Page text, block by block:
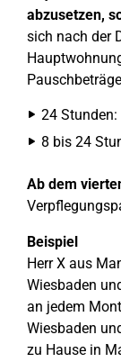
abzusetzen,
sich nach der
24 Stunden:
8 bis 24
Ab dem
Beispiel
Herr X aus
Wiesbaden
an jedem
Wiesbaden
zu Hause in